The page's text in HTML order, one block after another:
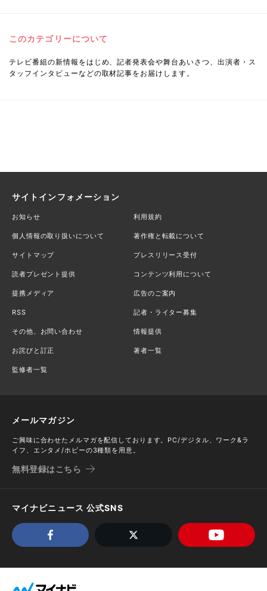
このカテゴリーについて
テレビ番組の新情報をはじめ、記者発表会や舞台あいさつ、出演者・ス
タッフインタビューなどの取材記事をお届けします。
サイトインフォメーション
お知らせ 利用規約
個人情報の取り扱いについて 著作権と転載について
サイトマップ プレスリリース受付
読者プレゼント提供 コンテンツ利用について
提携メディア 広告のご案内
RSS 記者・ライター募集
その他、お問い合わせ 情報提供
お詫びと訂正 著者一覧
監修者一覧
メールマガジン
ご興味に合わせたメルマガを配信しております。PC/デジタル、ワーク&ラ
イフ、エンタメ/ホビーの3種類を用意。
無料登録はこちら
マイナビニュース 公式SNS